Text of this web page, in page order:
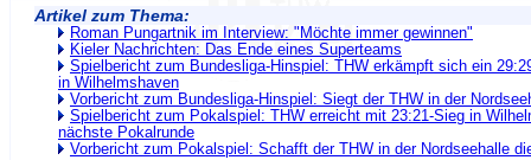
Artikel zum Thema:
Roman Pungartnik im Interview: "Möchte immer gewinnen"
Kieler Nachrichten: Das Ende eines Superteams
Spielbericht zum Bundesliga-Hinspiel: THW erkämpft sich ein
in Wilhelmshaven
Vorbericht zum Bundesliga-Hinspiel: Siegt der THW in der
Spielbericht zum Pokalspiel: THW erreicht mit 23:21-Sieg in
nächste Pokalrunde
Vorbericht zum Pokalspiel: Schafft der THW in der Nordseehalle